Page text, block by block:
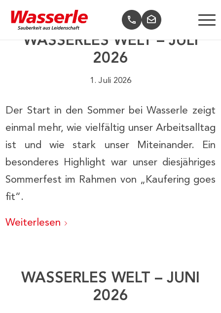
WASSERLES WELT – JULI
2026
1. Juli 2026
Der Start in den Sommer bei Wasserle zeigt
einmal mehr, wie vielfältig unser Arbeitsalltag
ist und wie stark unser Miteinander. Ein
besonderes Highlight war unser diesjähriges
Sommerfest im Rahmen von „Kaufering goes
fit“.
Weiterlesen
WASSERLES WELT – JUNI
2026